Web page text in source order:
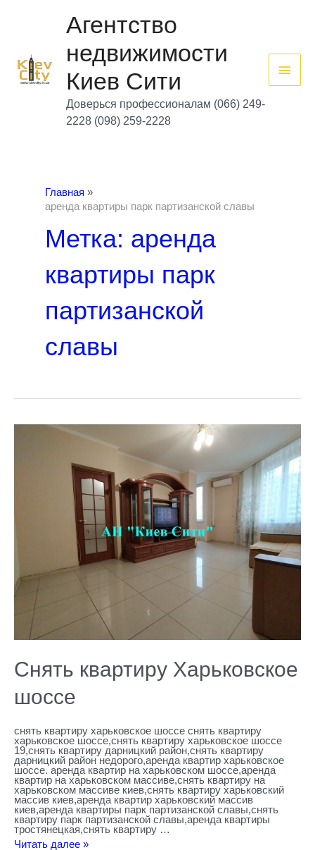
Агентство
недвижимости
Киев Сити
Доверься профессионалам (066) 249-
2228 (098) 259-2228
Главная
аренда квартиры парк партизанской славы
Метка: аренда
квартиры парк
партизанской
славы
Снять квартиру Харьковское
шоссе
снять квартиру харьковское шоссе снять квартиру
харьковское шоссе,снять квартиру харьковское шоссе
19,снять квартиру дарницкий район,снять квартиру
дарницкий район недорого,аренда квартир харьковское
шоссе. аренда квартир на харьковском шоссе,аренда
квартир на харьковском массиве,снять квартиру на
харьковском массиве киев,снять квартиру харьковский
массив киев,аренда квартир харьковский массив
киев,аренда квартиры парк партизанской славы,снять
квартиру парк партизанской славы,аренда квартиры
тростянецкая,снять квартиру …
Читать далее »